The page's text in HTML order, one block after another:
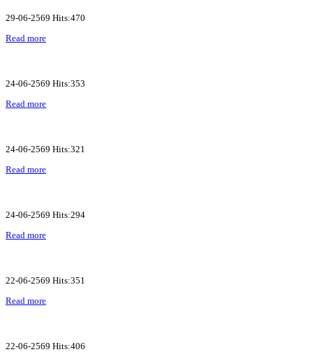
29-06-2569 Hits:470
Read more
24-06-2569 Hits:353
Read more
24-06-2569 Hits:321
Read more
24-06-2569 Hits:294
Read more
22-06-2569 Hits:351
Read more
22-06-2569 Hits:406